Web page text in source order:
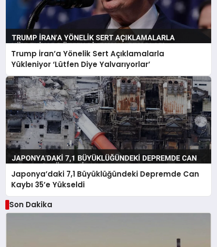
Trump İran’a Yönelik Sert Açıklamalarla
Yükleniyor ‘Lütfen Diye Yalvarıyorlar’
Japonya’daki 7,1 Büyüklüğündeki Depremde Can
Kaybı 35’e Yükseldi
Son Dakika